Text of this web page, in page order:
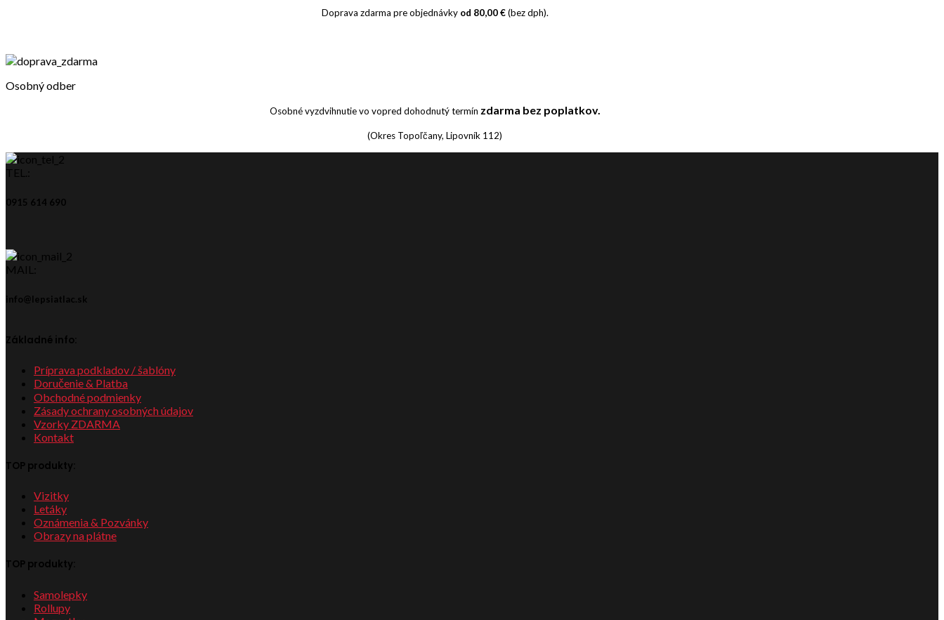
Doprava zdarma pre objednávkyod 80,00 €(bez dph).
Osobný odber
Osobné vyzdvihnutie vo vopred dohodnutý termín zdarma bez poplatkov.
(Okres Topoľčany, Lipovník 112)
TEL.:
0915 614 690
MAIL:
info@lepsiatlac.sk
Základné info:
Príprava podkladov / šablóny
Doručenie & Platba
Obchodné podmienky
Zásady ochrany osobných údajov
Vzorky ZDARMA
Kontakt
TOP produkty:
Vizitky
Letáky
Oznámenia & Pozvánky
Obrazy na plátne
TOP produkty:
Samolepky
Rollupy